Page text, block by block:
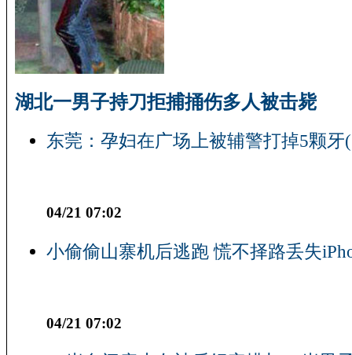
湖北一男子持刀拒捕捅伤多人被击毙
东莞：孕妇在广场上被辅警打掉5颗牙
04/21 07:02
小偷偷山寨机后逃跑 慌不择路丢失
04/21 07:02